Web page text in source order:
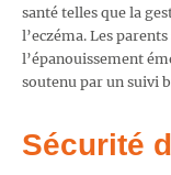
santé telles que la
l’eczéma. Les
l’épanouissement
soutenu par un suivi
Sécurité